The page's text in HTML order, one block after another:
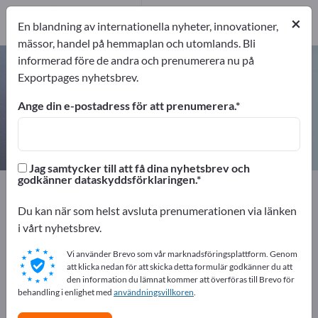
Vätskenivåsensorer – hitta
tillverkare och leverantörer
10
10
Exportpages Mätteknik & optik
Sensorteknik
Vätskenivåsensorer
Annonsera gratis på Exportpages!
Behov – Erbjudanden – Begagnade varor –
Affärskontakter >> börja här
×
En blandning av internationella nyheter, innovationer,
mässor, handel på hemmaplan och utomlands. Bli
informerad före de andra och prenumerera nu på
Exportpages nyhetsbrev.
Ange din e-postadress för att prenumerera.
Jag samtycker till att få dina nyhetsbrev och
godkänner dataskyddsförklaringen.
Du kan när som helst avsluta prenumerationen via länken
i vårt nyhetsbrev.
Vi använder Brevo som vår marknadsföringsplattform. Genom
att klicka nedan för att skicka detta formulär godkänner du att
den information du lämnat kommer att överföras till Brevo för
behandling i enlighet med användningsvillkoren.